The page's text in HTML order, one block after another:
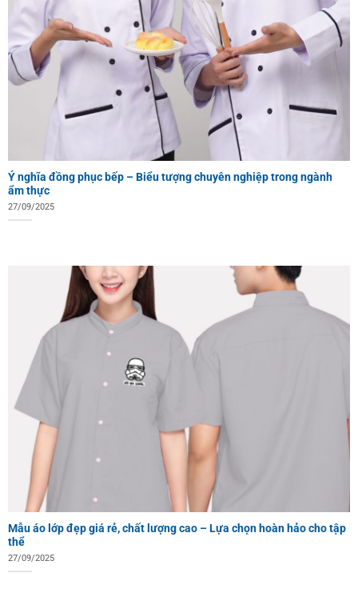
Ý nghĩa đồng phục bếp – Biểu tượng chuyên nghiệp trong ngành
ẩm thực
27/09/2025
Mẫu áo lớp đẹp giá rẻ, chất lượng cao – Lựa chọn hoàn hảo cho tập
thể
27/09/2025